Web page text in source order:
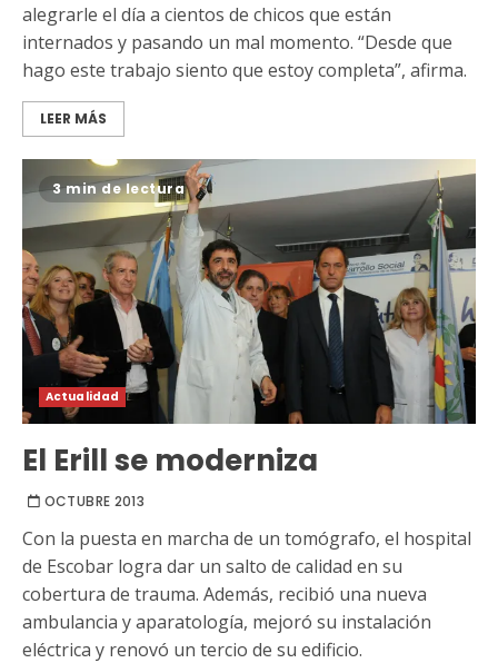
alegrarle el día a cientos de chicos que están
internados y pasando un mal momento. “Desde que
hago este trabajo siento que estoy completa”, afirma.
LEER MÁS
3 min de lectura
Actualidad
El Erill se moderniza
OCTUBRE 2013
Con la puesta en marcha de un tomógrafo, el hospital
de Escobar logra dar un salto de calidad en su
cobertura de trauma. Además, recibió una nueva
ambulancia y aparatología, mejoró su instalación
eléctrica y renovó un tercio de su edificio.